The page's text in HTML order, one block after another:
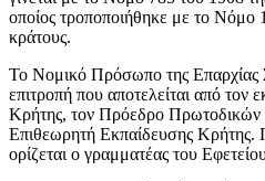
οποίος τροποποιήθηκε με το Νόμο
κράτους.
Το Νομικό Πρόσωπο της Επαρχίας
επιτροπή που αποτελείται από
Κρήτης, τον Πρόεδρο Πρωτοδικών
Επιθεωρητή Εκπαίδευσης Κρήτης.
ορίζεται ο γραμματέας του